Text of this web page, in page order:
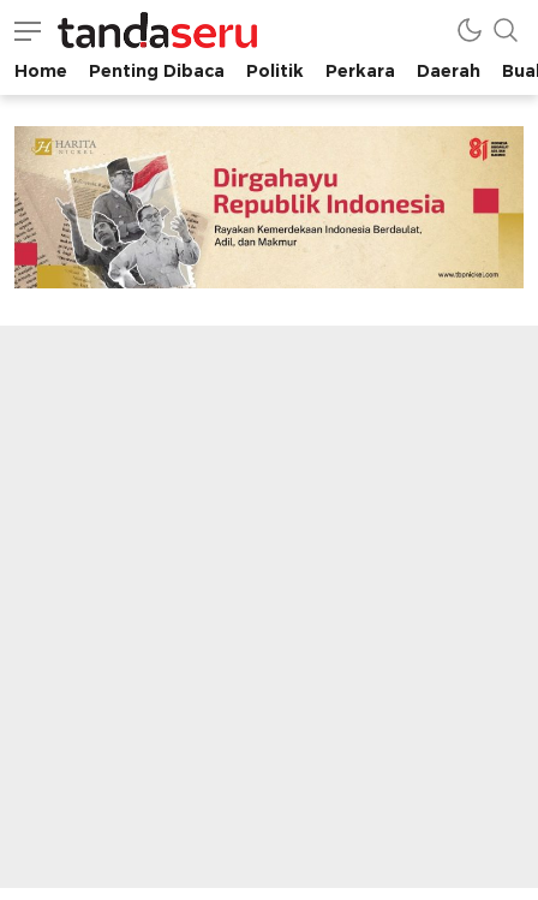
tandaseru.com | Penting Dibaca
tandaseru.com
Home Penting Dibaca Politik Perkara Daerah